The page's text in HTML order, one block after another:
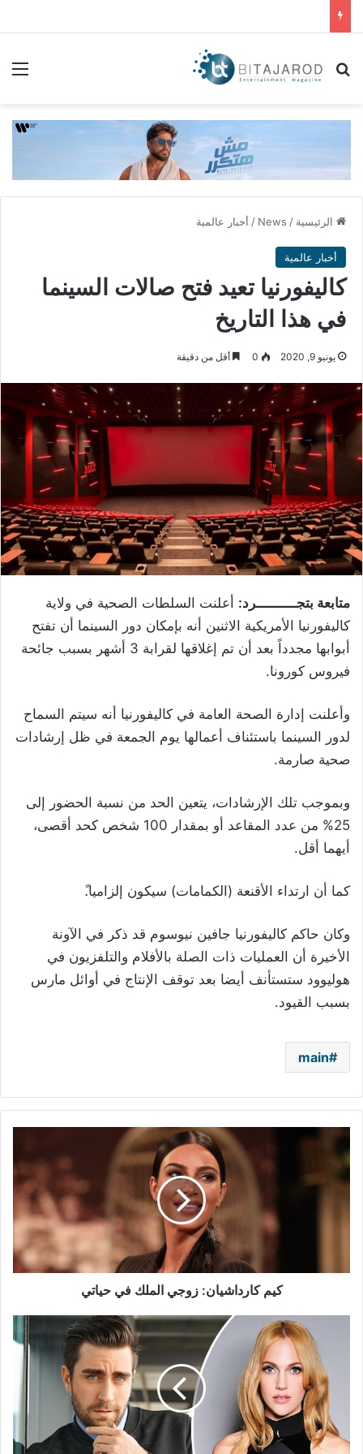
بحث عن
الرئيسية /
News
/ أخبار عالمية
أخبار عالمية
كاليفورنيا تعيد فتح صالات السينما
في هذا التاريخ
يونيو 9, 2020 0 أقل من دقيقة
متابعة بتجــــــــــرد: أعلنت السلطات الصحية في ولاية
كاليفورنيا الأمريكية الاثنين أنه بإمكان دور السينما أن تفتح
أبوابها مجدداً بعد أن تم إغلاقها لقرابة 3 أشهر بسبب جائحة
فيروس كورونا.
وأعلنت إدارة الصحة العامة في كاليفورنيا أنه سيتم السماح
لدور السينما باستئناف أعمالها يوم الجمعة في ظل إرشادات
صحية صارمة.
وبموجب تلك الإرشادات، يتعين الحد من نسبة الحضور إلى
25% من عدد المقاعد أو بمقدار 100 شخص كحد أقصى،
أيهما أقل.
كما أن ارتداء الأقنعة (الكمامات) سيكون إلزاميا.ً
وكان حاكم كاليفورنيا جافين نيوسوم قد ذكر في الآونة
الأخيرة أن العمليات ذات الصلة بالأفلام والتلفزيون في
هوليوود ستستأنف أيضا بعد توقف الإنتاج في أوائل مارس
بسبب القيود.
main
كيم
كارداشيان:
زوجي
الملك
في
كيم كارداشيان: زوجي الملك في حياتي
أرطغرل
بسبب
مريم
أوزرلي